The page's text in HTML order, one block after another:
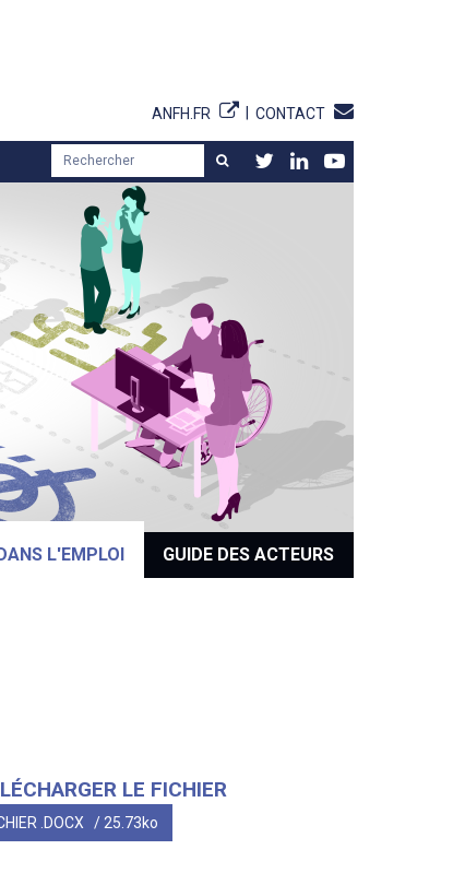
ANFH.FR CONTACT
L'EMPLOI GUIDE DES ACTEURS
LE FICHIER
.DOCX / 25.73ko